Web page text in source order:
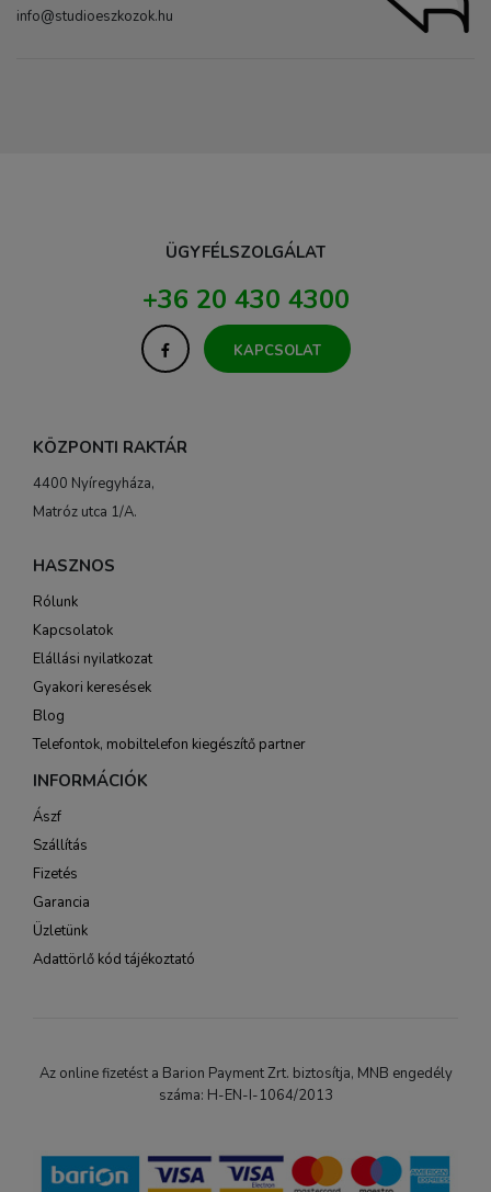
info@studioeszkozok.hu
ÜGYFÉLSZOLGÁLAT
+36 20 430 4300
KAPCSOLAT
KÖZPONTI RAKTÁR
4400 Nyíregyháza,
Matróz utca 1/A.
HASZNOS
Rólunk
Kapcsolatok
Elállási nyilatkozat
Gyakori keresések
Blog
Telefontok, mobiltelefon kiegészítő partner
INFORMÁCIÓK
Ászf
Szállítás
Fizetés
Garancia
Üzletünk
Adattörlő kód tájékoztató
Az online fizetést a Barion Payment Zrt. biztosítja, MNB engedély
száma: H-EN-I-1064/2013